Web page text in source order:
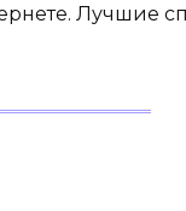
Лучшие